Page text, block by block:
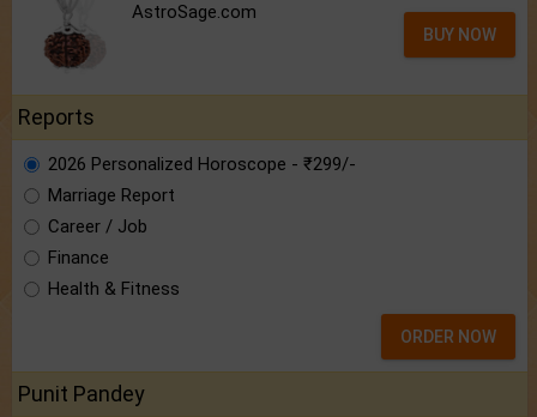
AstroSage.com
BUY NOW
Reports
2026 Personalized Horoscope - ₹299/-
Marriage Report
Career / Job
Finance
Health & Fitness
ORDER NOW
Punit Pandey